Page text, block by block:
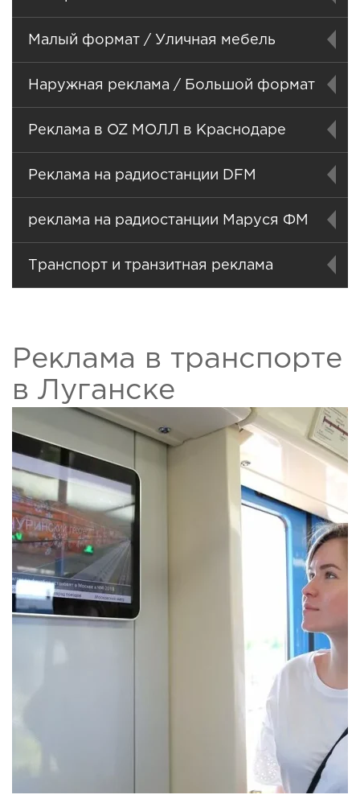
Малый формат / Уличная мебель
Наружная реклама / Большой формат
Реклама в OZ МОЛЛ в Краснодаре
Реклама на радиостанции DFM
реклама на радиостанции Маруся ФМ
Транспорт и транзитная реклама
Реклама в транспорте
в Луганске